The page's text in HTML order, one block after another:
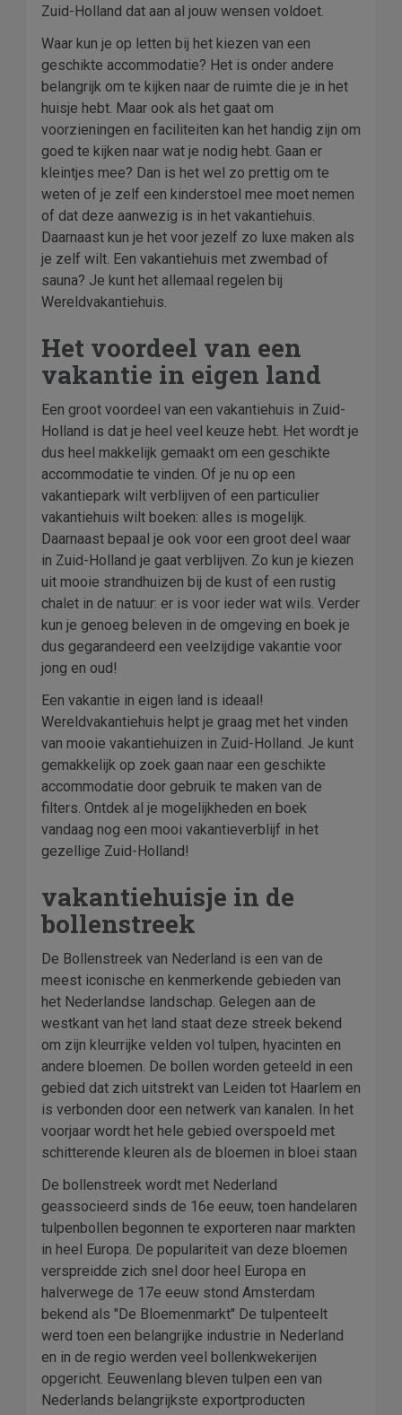
Zuid-Holland dat aan al jouw wensen voldoet.
Waar kun je op letten bij het kiezen van een
geschikte accommodatie? Het is onder andere
belangrijk om te kijken naar de ruimte die je in het
huisje hebt. Maar ook als het gaat om
voorzieningen en faciliteiten kan het handig zijn om
goed te kijken naar wat je nodig hebt. Gaan er
kleintjes mee? Dan is het wel zo prettig om te
weten of je zelf een kinderstoel mee moet nemen
of dat deze aanwezig is in het vakantiehuis.
Daarnaast kun je het voor jezelf zo luxe maken als
je zelf wilt. Een vakantiehuis met zwembad of
sauna? Je kunt het allemaal regelen bij
Wereldvakantiehuis.
Het voordeel van een
vakantie in eigen land
Een groot voordeel van een vakantiehuis in Zuid-
Holland is dat je heel veel keuze hebt. Het wordt je
dus heel makkelijk gemaakt om een geschikte
accommodatie te vinden. Of je nu op een
vakantiepark wilt verblijven of een particulier
vakantiehuis wilt boeken: alles is mogelijk.
Daarnaast bepaal je ook voor een groot deel waar
in Zuid-Holland je gaat verblijven. Zo kun je kiezen
uit mooie strandhuizen bij de kust of een rustig
chalet in de natuur: er is voor ieder wat wils. Verder
kun je genoeg beleven in de omgeving en boek je
dus gegarandeerd een veelzijdige vakantie voor
jong en oud!
Een vakantie in eigen land is ideaal!
Wereldvakantiehuis helpt je graag met het vinden
van mooie vakantiehuizen in Zuid-Holland. Je kunt
gemakkelijk op zoek gaan naar een geschikte
accommodatie door gebruik te maken van de
filters. Ontdek al je mogelijkheden en boek
vandaag nog een mooi vakantieverblijf in het
gezellige Zuid-Holland!
vakantiehuisje in de
bollenstreek
De Bollenstreek van Nederland is een van de
meest iconische en kenmerkende gebieden van
het Nederlandse landschap. Gelegen aan de
westkant van het land staat deze streek bekend
om zijn kleurrijke velden vol tulpen, hyacinten en
andere bloemen. De bollen worden geteeld in een
gebied dat zich uitstrekt van Leiden tot Haarlem en
is verbonden door een netwerk van kanalen. In het
voorjaar wordt het hele gebied overspoeld met
schitterende kleuren als de bloemen in bloei staan
De bollenstreek wordt met Nederland
geassocieerd sinds de 16e eeuw, toen handelaren
tulpenbollen begonnen te exporteren naar markten
in heel Europa. De populariteit van deze bloemen
verspreidde zich snel door heel Europa en
halverwege de 17e eeuw stond Amsterdam
bekend als "De Bloemenmarkt" De tulpenteelt
werd toen een belangrijke industrie in Nederland
en in de regio werden veel bollenkwekerijen
opgericht. Eeuwenlang bleven tulpen een van
Nederlands belangrijkste exportproducten